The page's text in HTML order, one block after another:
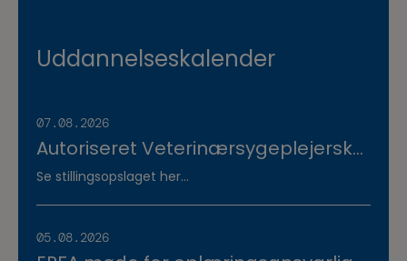
Uddannelseskalender
07.08.2026
Autoriseret Veterinærsygeplejerske
søges til fuldtidsstilling hos
Se stillingsopslaget her...
05.08.2026